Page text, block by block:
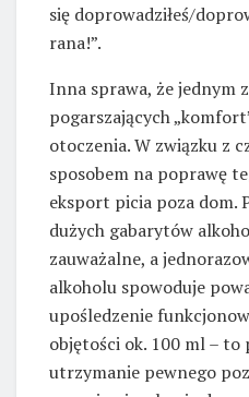
się doprowadziłeś/
rana!”.
Inna sprawa, że jednym
pogarszających
otoczenia. W związku z
sposobem na poprawę
eksport picia poza dom.
dużych gabarytów
zauważalne, a
alkoholu spowoduje
upośledzenie
objętości ok. 100 ml – to
utrzymanie pewnego